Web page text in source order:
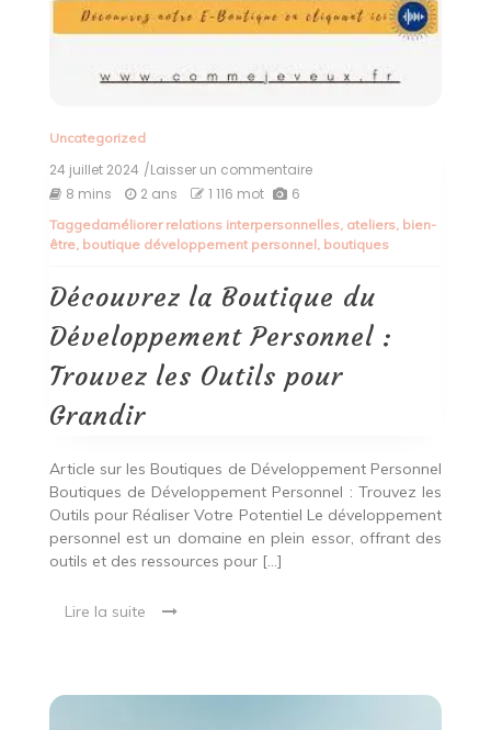
Uncategorized
24 juillet 2024 /Laisser un commentaireon
Boutique
du
Personnel
:
les
pour
8 mins 2 ans 1 116 mot 6
Taggedaméliorer relations interpersonnelles, ateliers, bien-
être, boutique développement personnel, boutiques
Découvrez la Boutique du
Développement Personnel :
Trouvez les Outils pour
Grandir
Article sur les Boutiques de Développement Personnel
Boutiques de Développement Personnel : Trouvez les
Outils pour Réaliser Votre Potentiel Le développement
personnel est un domaine en plein essor, offrant des
outils et des ressources pour […]
Lire la suite